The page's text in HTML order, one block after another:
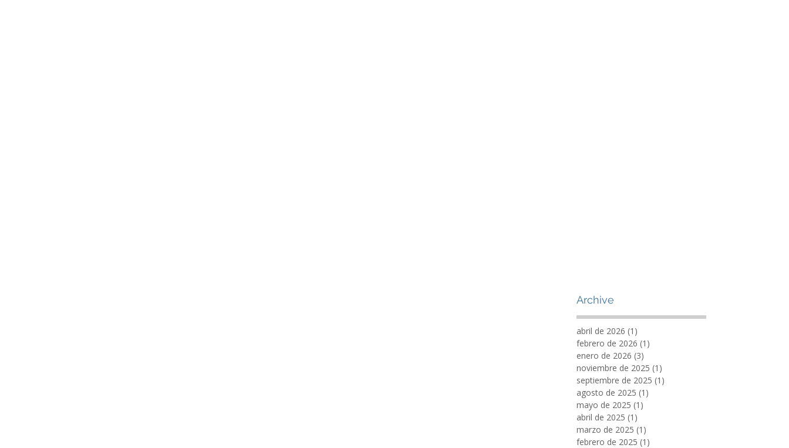
Archive
abril de 2026 (1)
febrero de 2026 (1)
enero de 2026 (3)
noviembre de 2025 (1)
septiembre de 2025 (1)
agosto de 2025 (1)
mayo de 2025 (1)
abril de 2025 (1)
marzo de 2025 (1)
febrero de 2025 (1)